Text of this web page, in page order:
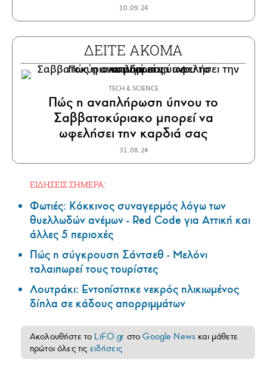
10.09.24
ΔΕΙΤΕ ΑΚΟΜΑ
ΤECH & SCIENCE
Πώς η αναπλήρωση ύπνου το
Σαββατοκύριακο μπορεί να
ωφελήσει την καρδιά σας
31.08.24
ΕΙΔΗΣΕΙΣ ΣΗΜΕΡΑ:
Φωτιές: Κόκκινος συναγερμός λόγω των
θυελλωδών ανέμων - Red Code για Αττική και
άλλες 5 περιοχές
Πώς η σύγκρουση Σάντσεθ - Μελόνι
ταλαιπωρεί τους τουρίστες
Λουτράκι: Εντοπίστηκε νεκρός ηλικιωμένος
δίπλα σε κάδους απορριμμάτων
Ακολουθήστε το LiFO.gr στοGoogle News και μάθετε
πρώτοι όλες τις ειδήσεις